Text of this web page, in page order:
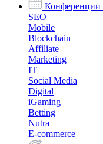
Конференции
SEO
Mobile
Blockchain
Affiliate
Marketing
IT
Social Media
Digital
iGaming
Betting
Nutra
E-commerce